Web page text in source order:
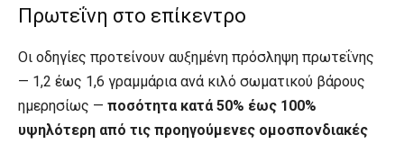
Πρωτεΐνη στο επίκεντρο
Οι οδηγίες προτείνουν αυξημένη πρόσληψη πρωτεΐνης
— 1,2 έως 1,6 γραμμάρια ανά κιλό σωματικού βάρους
ημερησίως — ποσότητα κατά 50% έως 100%
υψηλότερη από τις προηγούμενες ομοσπονδιακές